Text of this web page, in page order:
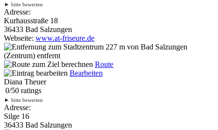
► bitte bewerten
Adresse:
Kurhausstraße 18
36433 Bad Salzungen
Webseite: www.at-friseure.de
227 m von Bad Salzungen
(Zentrum) entfernt
Route
Bearbeiten
Diana Theuer
0/50 ratings
► bitte bewerten
Adresse:
Silge 16
36433 Bad Salzungen